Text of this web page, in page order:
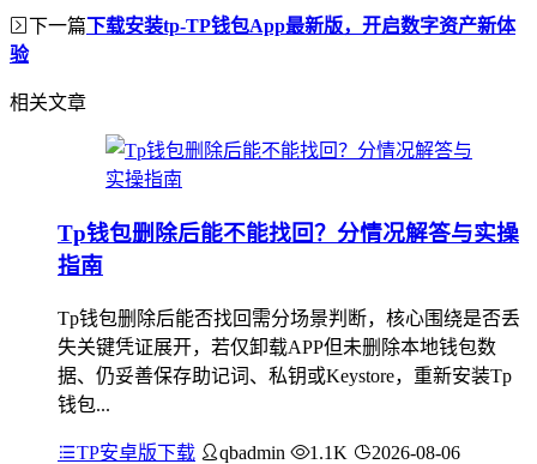
下一篇下载安装tp-TP钱包App最新版，开启数字资产新体
验
相关文章
Tp钱包删除后能不能找回？分情况解答与实操
指南
Tp钱包删除后能否找回需分场景判断，核心围绕是否丢
失关键凭证展开，若仅卸载APP但未删除本地钱包数
据、仍妥善保存助记词、私钥或Keystore，重新安装Tp
钱包...
TP安卓版下载 qbadmin 1.1K 2026-08-06